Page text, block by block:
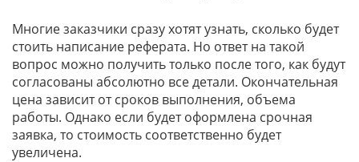
Многие заказчики сразу хотят узнать, сколько будет
стоить написание реферата. Но ответ на такой
вопрос можно получить только после того, как будут
согласованы абсолютно все детали. Окончательная
цена зависит от сроков выполнения, объема
работы. Однако если будет оформлена срочная
заявка, то стоимость соответственно будет
увеличена.